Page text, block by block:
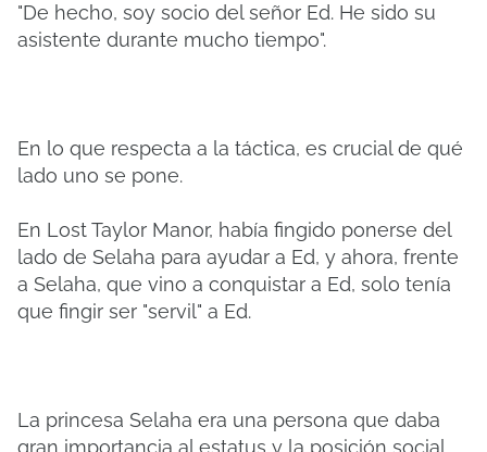
"De hecho, soy socio del señor Ed. He sido su
asistente durante mucho tiempo".
En lo que respecta a la táctica, es crucial de qué
lado uno se pone.
En Lost Taylor Manor, había fingido ponerse del
lado de Selaha para ayudar a Ed, y ahora, frente
a Selaha, que vino a conquistar a Ed, solo tenía
que fingir ser "servil" a Ed.
La princesa Selaha era una persona que daba
gran importancia al estatus y la posición social.